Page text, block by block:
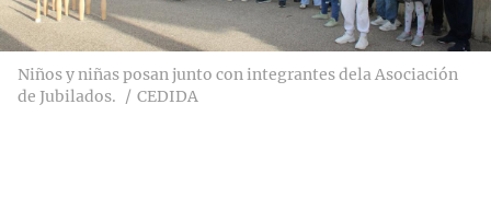
Niños y niñas posan junto con integrantes dela Asociación
de Jubilados.
CEDIDA